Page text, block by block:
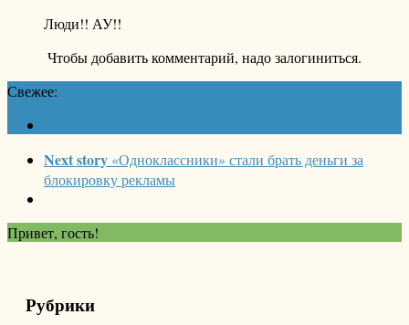
Люди!! АУ!!
Чтобы добавить комментарий, надо залогиниться.
Свежее:
Next story «Одноклассники» стали брать деньги за
блокировку рекламы
Привет, гость!
Рубрики